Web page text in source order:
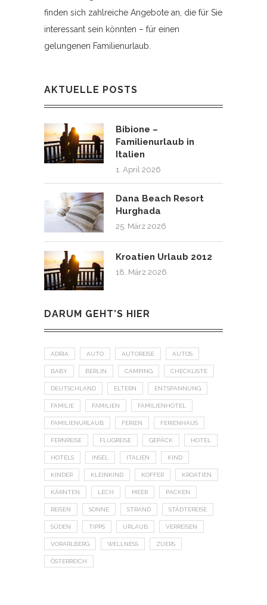
finden sich zahlreiche Angebote an, die für Sie
interessant sein könnten – für einen
gelungenen Familienurlaub.
AKTUELLE POSTS
Bibione –
Familienurlaub in
Italien
1. April 2026
Dana Beach Resort
Hurghada
25. März 2026
Kroatien Urlaub 2012
18. März 2026
DARUM GEHT’S HIER
ADRIA AUTO AUTOREISE AUTOS
BABY BERLIN CAMPING CHECKLISTE
DEUTSCHLAND ELTERN ENTSPANNUNG
FAMILIE FAMILIEN FAMILIENHOTEL
FAMILIENURLAUB FERIEN FERIENHAUS
FERNREISE FLUGREISE GEPÄCK HOTEL
HOTELS INSEL ITALIEN KIND
KINDER KLEINKIND KOFFER KROATIEN
KÄRNTEN LECH MEER PACKEN
REISEN SONNE STRAND STÄDTEREISE
SÜDEN TIPPS URLAUB VERREISEN
VORARLBERG WELLNESS ZUERS
ÖSTERREICH